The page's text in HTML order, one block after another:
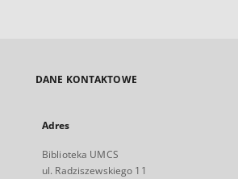
DANE KONTAKTOWE
Adres
Biblioteka UMCS
ul. Radziszewskiego 11